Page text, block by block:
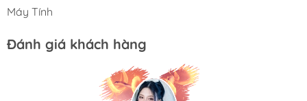
Máy Tính
Đánh giá khách hàng